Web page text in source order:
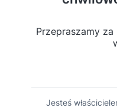
Przepraszamy
Jesteś